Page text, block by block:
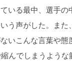
いる最中、選手
う声がした。ま
いこんな言葉や
んでしまうよう